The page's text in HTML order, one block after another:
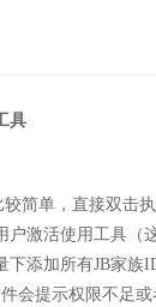
具
较简单，直接双击
户激活使用工具（
下添加所有JB家族
会提示权限不足